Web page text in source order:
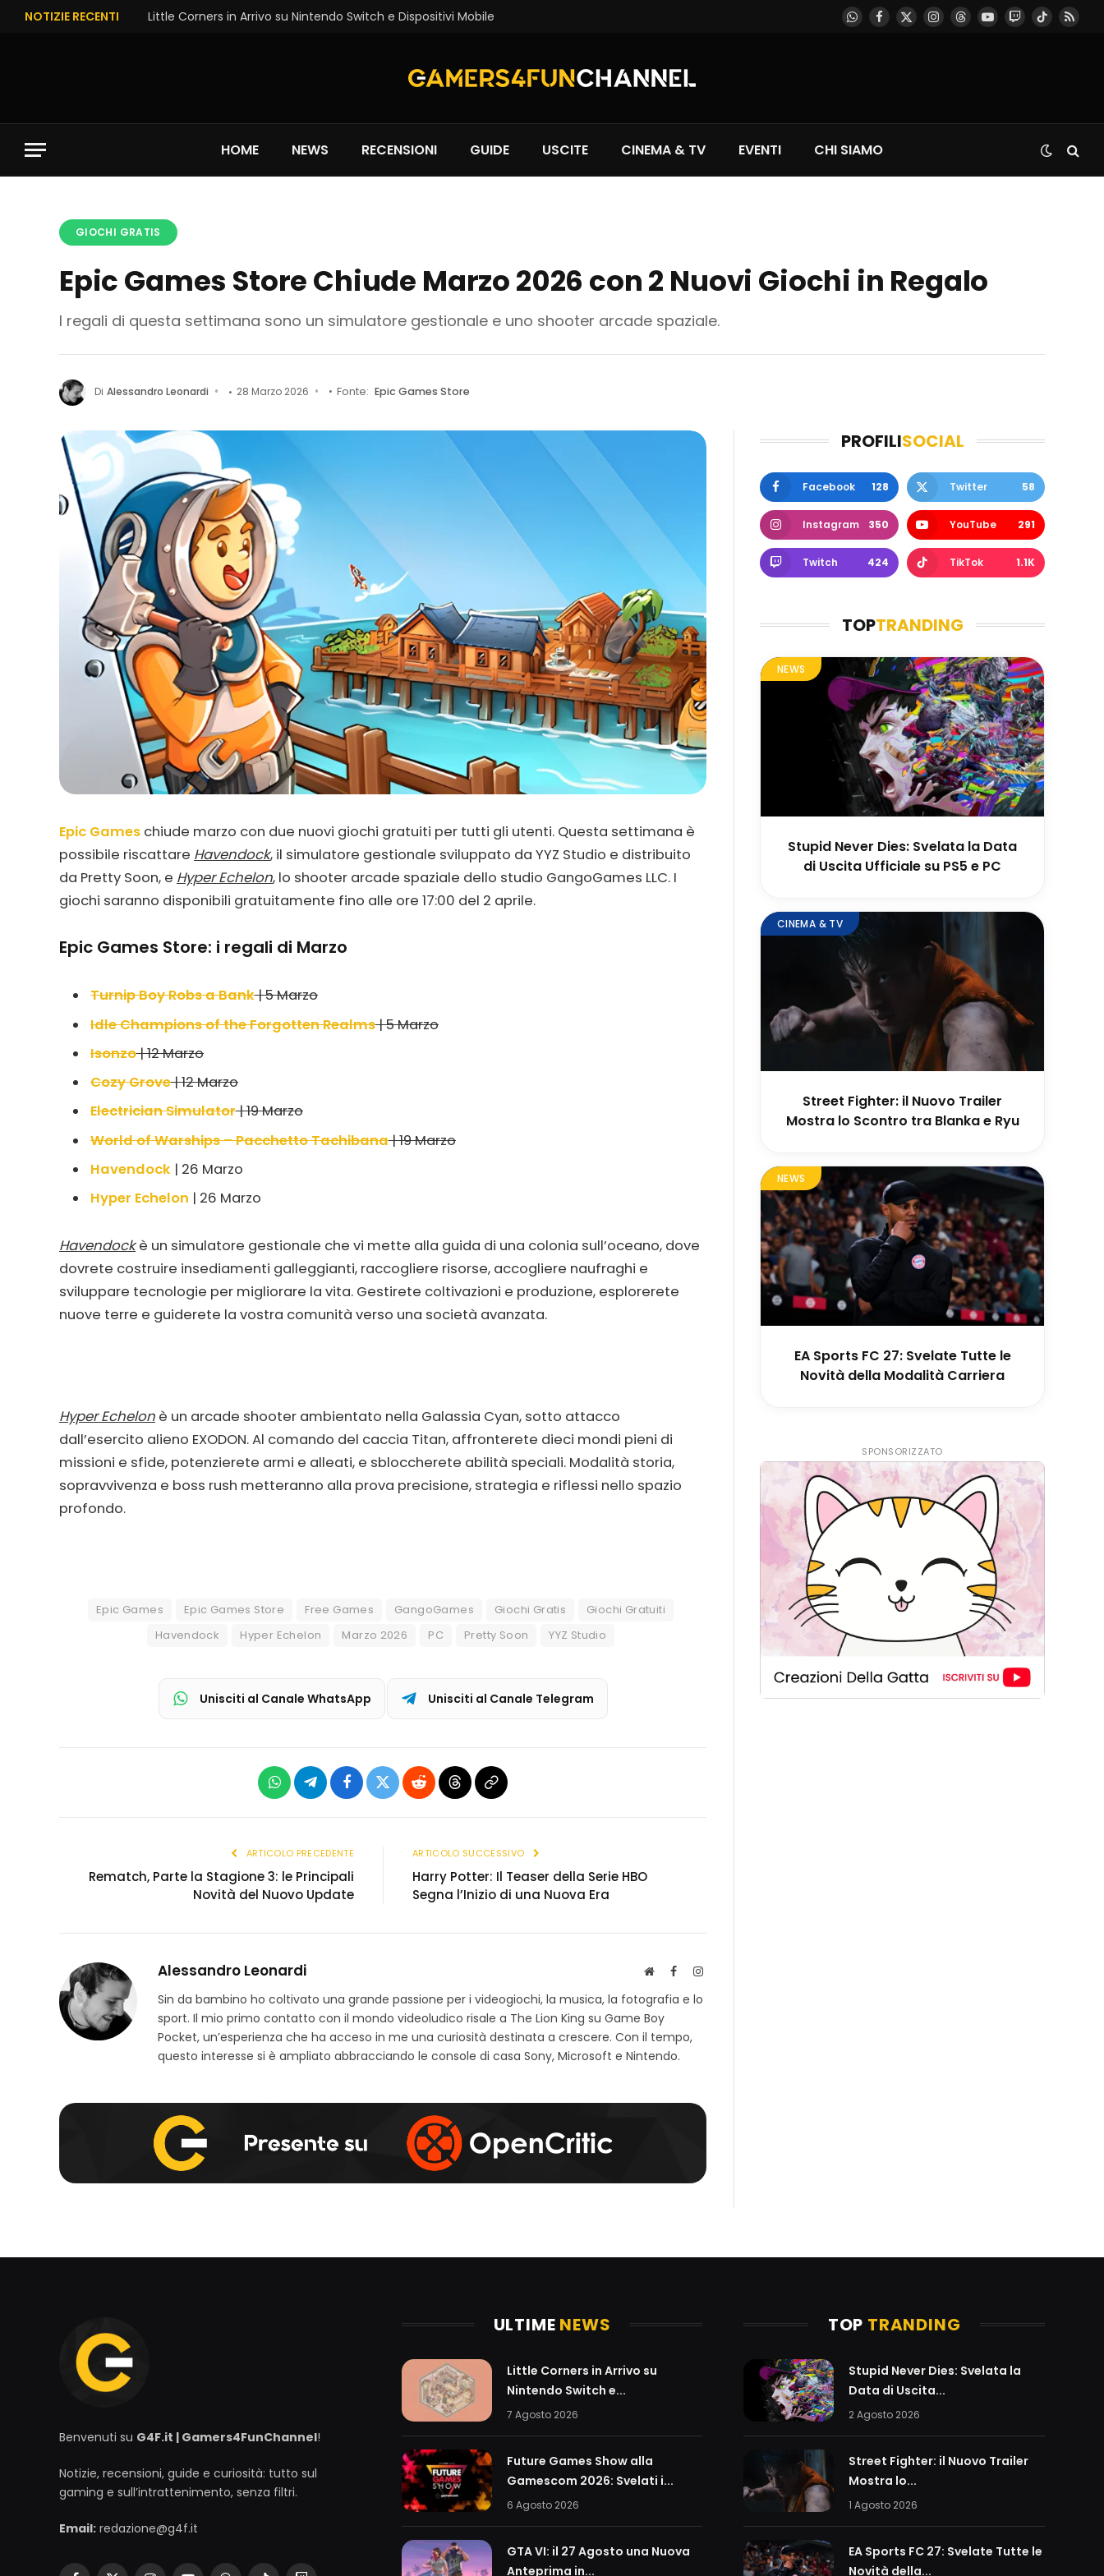
NOTIZIE RECENTI Little Corners in Arrivo su Nintendo Switch e Dispositivi Mobile WhatsApp
Facebook
X
Instagram
ThreadsYouTube
TwitchTikTok
RSS
HOME NEWS RECENSIONI GUIDE USCITE CINEMA & TV EVENTI CHI SIAMO
GIOCHI GRATIS
Epic Games Store Chiude Marzo 2026 con 2 Nuovi Giochi in Regalo
I regali di questa settimana sono un simulatore gestionale e uno shooter arcade spaziale.
Di Alessandro Leonardi 28 Marzo 2026 Fonte: Epic Games Store
Epic Games chiude marzo con due nuovi giochi gratuiti per tutti gli utenti. Questa settimana è
possibile riscattare Havendock, il simulatore gestionale sviluppato da YYZ Studio e distribuito
da Pretty Soon, e Hyper Echelon, lo shooter arcade spaziale dello studio GangoGames LLC. I
giochi saranno disponibili gratuitamente fino alle ore 17:00 del 2 aprile.
Epic Games Store: i regali di Marzo
Turnip Boy Robs a Bank| 5 Marzo
Idle Champions of the Forgotten Realms| 5 Marzo
Isonzo| 12 Marzo
Cozy Grove| 12 Marzo
Electrician Simulator| 19 Marzo
World of Warships – Pacchetto Tachibana| 19 Marzo
Havendock | 26 Marzo
Hyper Echelon | 26 Marzo
Havendockè un simulatore gestionale che vi mette alla guida di una colonia sull’oceano, dove
dovrete costruire insediamenti galleggianti, raccogliere risorse, accogliere naufraghi e
sviluppare tecnologie per migliorare la vita. Gestirete coltivazioni e produzione, esplorerete
nuove terre e guiderete la vostra comunità verso una società avanzata.
Hyper Echelon è un arcade shooter ambientato nella Galassia Cyan, sotto attacco
dall’esercito alieno EXODON. Al comando del caccia Titan, affronterete dieci mondi pieni di
missioni e sfide, potenzierete armi e alleati, e sbloccherete abilità speciali. Modalità storia,
sopravvivenza e boss rush metteranno alla prova precisione, strategia e riflessi nello spazio
profondo.
Epic Games Epic Games Store Free Games GangoGames Giochi Gratis
Giochi Gratuiti
Havendock
Hyper Echelon Marzo 2026 PC Pretty Soon YYZ Studio
Unisciti al Canale WhatsApp Unisciti al Canale Telegram
WhatsAppTelegramFacebook
X
RedditThreadsCopia
ARTICOLO PRECEDENTE
Rematch, Parte la Stagione 3: le Principali
Novità del Nuovo Update
ARTICOLO SUCCESSIVO
Harry Potter: Il Teaser della Serie HBO
Segna l’Inizio di una Nuova Era
Alessandro Leonardi
S
t
o
w
e
F
c
b
o
I
Sin da bambino ho coltivato una grande passione per i videogiochi, la musica, la fotografia e lo
sport. Il mio primo contatto con il mondo videoludico risale a The Lion King su Game Boy
Pocket, un’esperienza che ha acceso in me una curiosità destinata a crescere. Con il tempo,
questo interesse si è ampliato abbracciando le console di casa Sony, Microsoft e Nintendo.
PROFILISOCIAL
Facebook 128 Twitter 58
Instagram 350 YouTube 291
Twitch 424 TikTok 1.1K
TOPTRANDING
NEWS
Stupid Never Dies: Svelata la Data
di Uscita Ufficiale su PS5 e PC
CINEMA & TV
Street Fighter: il Nuovo Trailer
Mostra lo Scontro tra Blanka e Ryu
NEWS
EA Sports FC 27: Svelate Tutte le
Novità della Modalità Carriera
SPONSORIZZATO
Benvenuti su G4F.it | Gamers4FunChannel!
Notizie, recensioni, guide e curiosità: tutto sul
gaming e sull’intrattenimento, senza filtri.
Email: redazione@g4f.it
ULTIME NEWS
Little Corners in Arrivo su
Nintendo Switch e...
7 Agosto 2026
Future Games Show alla
Gamescom 2026: Svelati i...
6 Agosto 2026
GTA VI: il 27 Agosto una Nuova
Anteprima in...
TOP TRANDING
Stupid Never Dies: Svelata la
Data di Uscita...
2 Agosto 2026
Street Fighter: il Nuovo Trailer
Mostra lo...
1 Agosto 2026
EA Sports FC 27: Svelate Tutte le
Novità della...